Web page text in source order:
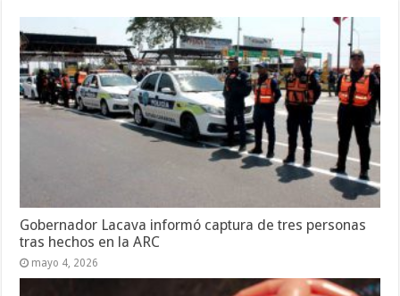
Gobernador Lacava informó captura de tres personas
tras hechos en la ARC
mayo 4, 2026